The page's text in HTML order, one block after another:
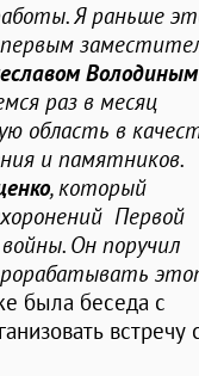
Я раньше
первым
Володиным
раз в месяц
область в
и памятников.
, который
Первой
Он поручил
была беседа с
встречу